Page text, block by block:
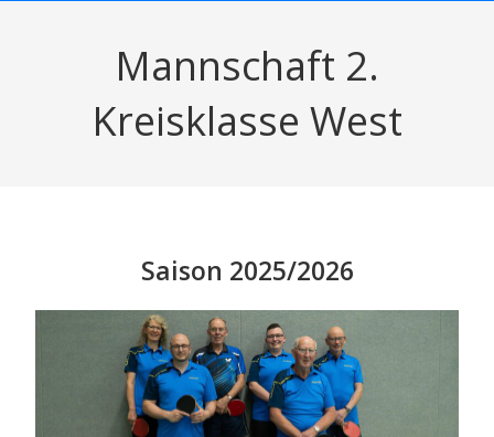
Mannschaft 2.
Kreisklasse West
Saison 2025/2026